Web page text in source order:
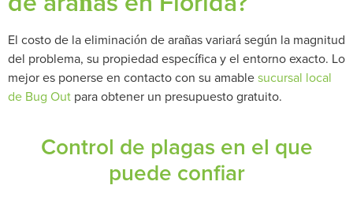
El costo de la eliminación de arañas variará según la magnitud
del problema, su propiedad específica y el entorno exacto. Lo
mejor es ponerse en contacto con su amablesucursal local
de Bug Out para obtener un presupuesto gratuito.
Control de plagas en el que
puede confiar